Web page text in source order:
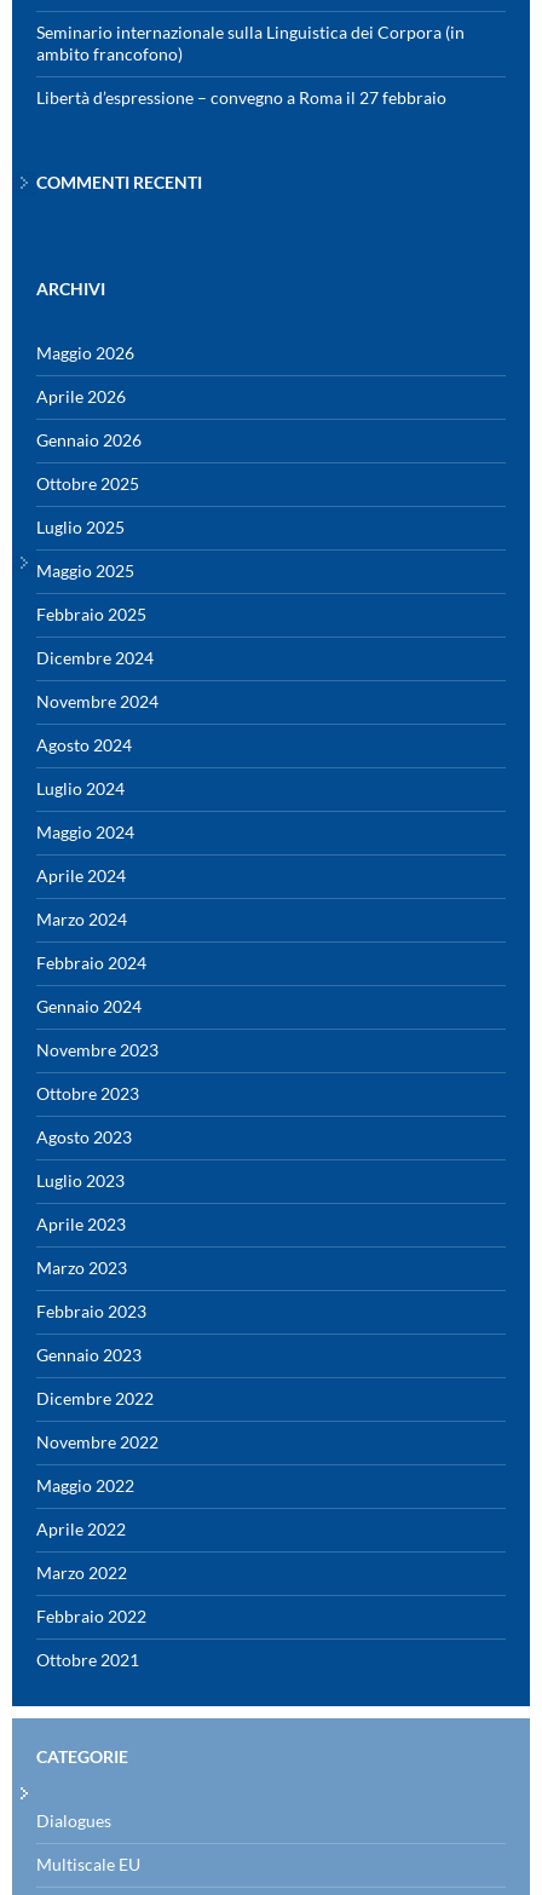
Seminario internazionale sulla Linguistica dei Corpora (in
ambito francofono)
Libertà d’espressione – convegno a Roma il 27 febbraio
COMMENTI RECENTI
ARCHIVI
Maggio 2026
Aprile 2026
Gennaio 2026
Ottobre 2025
Luglio 2025
Maggio 2025
Febbraio 2025
Dicembre 2024
Novembre 2024
Agosto 2024
Luglio 2024
Maggio 2024
Aprile 2024
Marzo 2024
Febbraio 2024
Gennaio 2024
Novembre 2023
Ottobre 2023
Agosto 2023
Luglio 2023
Aprile 2023
Marzo 2023
Febbraio 2023
Gennaio 2023
Dicembre 2022
Novembre 2022
Maggio 2022
Aprile 2022
Marzo 2022
Febbraio 2022
Ottobre 2021
CATEGORIE
Dialogues
Multiscale EU